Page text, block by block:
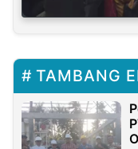
TAMBANG